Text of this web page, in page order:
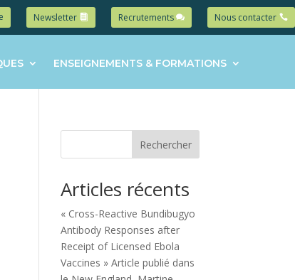
Newsletter Recrutements Nous contacter
ENSEIGNEMENTS & FORMATIONS
Rechercher
Articles récents
« Cross-Reactive Bundibugyo
Antibody Responses after
Receipt of Licensed Ebola
Vaccines » Article publié dans